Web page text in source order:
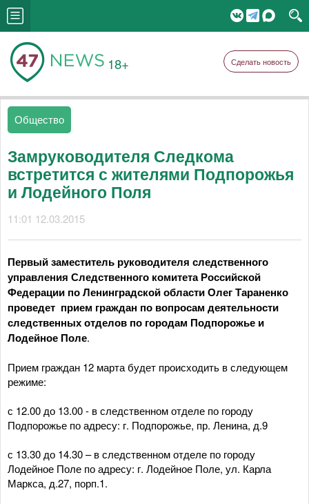
18+ Сделать новость
Общество
Замруководителя Следкома
встретится с жителями Подпорожья
и Лодейного Поля
11:01 12.03.2015
Первый заместитель руководителя следственного
управления Следственного комитета Российской
Федерации по Ленинградской области Олег Тараненко
проведет прием граждан по вопросам деятельности
следственных отделов по городам Подпорожье и
Лодейное Поле.
Прием граждан 12 марта будет происходить в следующем
режиме:
с 12.00 до 13.00 - в следственном отделе по городу
Подпорожье по адресу: г. Подпорожье, пр. Ленина, д.9
с 13.30 до 14.30 – в следственном отделе по городу
Лодейное Поле по адресу: г. Лодейное Поле, ул. Карла
Маркса, д.27, порп.1.